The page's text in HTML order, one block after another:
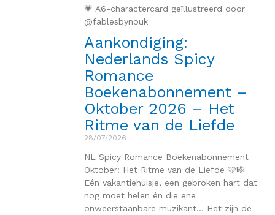
💗 A6-charactercard geïllustreerd door
@fablesbynouk
Aankondiging:
Nederlands Spicy
Romance
Boekenabonnement –
Oktober 2026 – Het
Ritme van de Liefde
28/07/2026
NL Spicy Romance Boekenabonnement
Oktober: Het Ritme van de Liefde 🩷🎼
Eén vakantiehuisje, een gebroken hart dat
nog moet helen én die ene
onweerstaanbare muzikant… Het zijn de